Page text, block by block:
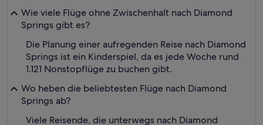
Wie viele Flüge ohne Zwischenhalt nach Diamond
Springs gibt es?
Die Planung einer aufregenden Reise nach Diamond
Springs ist ein Kinderspiel, da es jede Woche rund
1.121 Nonstopflüge zu buchen gibt.
Wo heben die beliebtesten Flüge nach Diamond
Springs ab?
Viele Reisende, die unterwegs nach Diamond